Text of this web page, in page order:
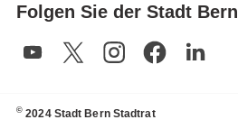
Folgen Sie der Stadt Bern
© 2024 Stadt Bern Stadtrat